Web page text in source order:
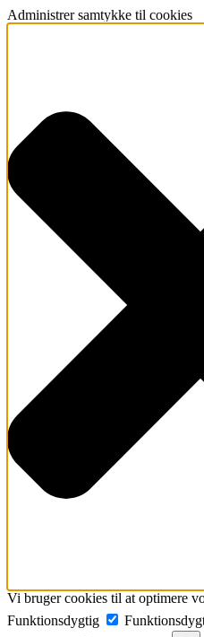
Administrer samtykke til cookies
Vi bruger cookies til at optimere
Funktionsdygtig